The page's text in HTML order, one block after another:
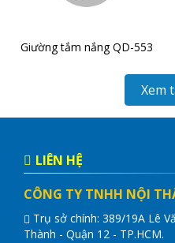
Giường tắm nắng QD-553
Xem
LIÊN HỆ
CÔNG TY TNHH NỘI
Trụ sở chính: 389/19A Lê
Thành - Quận 12 - TP.HCM.